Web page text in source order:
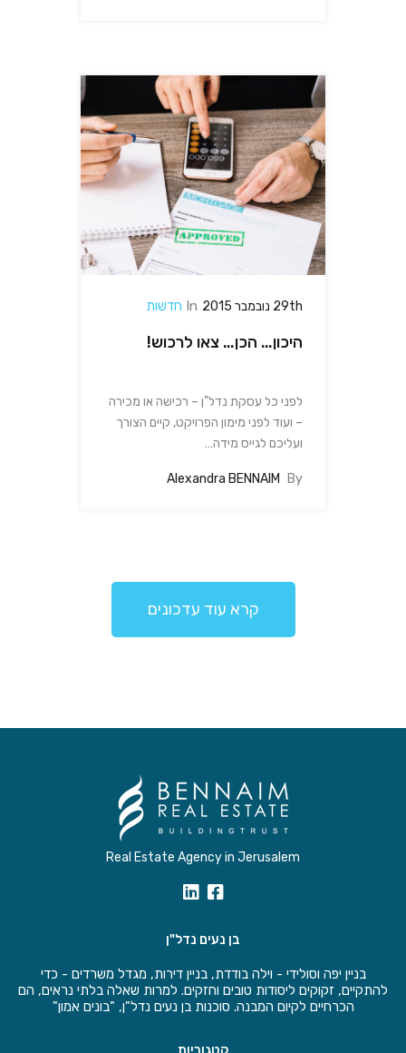
29th נובמבר 2015 In חדשות
היכון… הכן… צאו לרכוש!
לפני כל עסקת נדל"ן – רכישה או מכירה
– ועוד לפני מימון הפרויקט, קיים הצורך
ועליכם לגייס מידה…
By
Alexandra BENNAIM
קרא עוד עדכונים
Real Estate Agency in Jerusalem
בן נעים נדל"ן
בניין יפה וסולידי - וילה בודדת, בניין דירות, מגדל משרדים - כדי
להתקיים, זקוקים ליסודות טובים וחזקים. למרות שאלה בלתי נראים, הם
הכרחיים לקיום המבנה. סוכנות בן נעים נדל"ן, "בונים אמון"